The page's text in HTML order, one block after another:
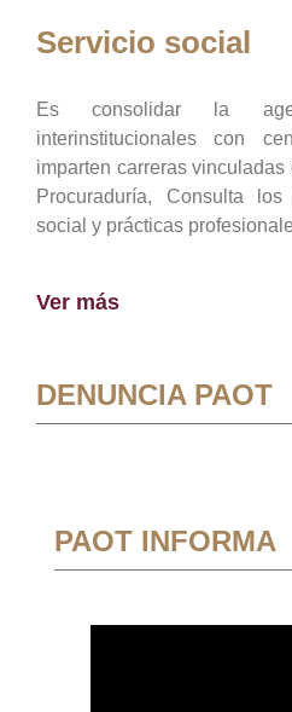
Servicio social
Es consolidar la
interinstitucionales con
imparten carreras
Procuraduría, Consulta
social y prácticas
Ver más
DENUNCIA PAOT
PAOT INFORMA